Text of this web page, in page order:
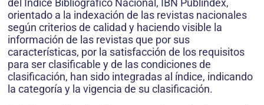
del Índice Bibliográfico Nacional, IBN Publindex,
orientado a la indexación de las revistas nacionales
según criterios de calidad y haciendo visible la
información de las revistas que por sus
características, por la satisfacción de los requisitos
para ser clasificable y de las condiciones de
clasificación, han sido integradas al índice, indicando
la categoría y la vigencia de su clasificación.